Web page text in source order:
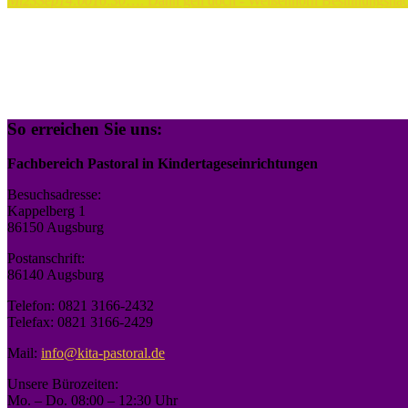
So erreichen Sie uns:
Fachbereich Pastoral in Kindertageseinrichtungen
Besuchsadresse:
Kappelberg 1
86150 Augsburg
Postanschrift:
86140 Augsburg
Telefon: 0821 3166-2432
Telefax: 0821 3166-2429
Mail: info@kita-pastoral.de
Unsere Bürozeiten:
Mo. – Do. 08:00 – 12:30 Uhr